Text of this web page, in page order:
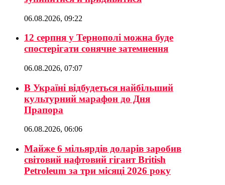
06.08.2026, 09:22
12 серпня у Тернополі можна буде
спостерігати сонячне затемнення
06.08.2026, 07:07
В Україні відбудеться найбільший
культурний марафон до Дня
Прапора
06.08.2026, 06:06
Майже 6 мільярдів доларів заробив
світовий нафтовий гігант British
Petroleum за три місяці 2026 року